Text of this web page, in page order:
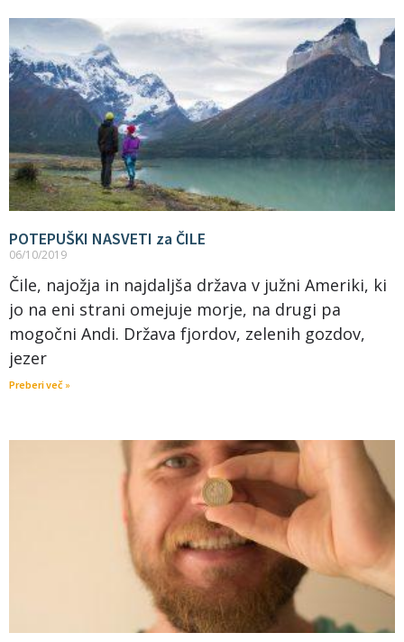
POTEPUŠKI NASVETI za ČILE
06/10/2019
Čile, najožja in najdaljša država v južni Ameriki, ki
jo na eni strani omejuje morje, na drugi pa
mogočni Andi. Država fjordov, zelenih gozdov,
jezer
Preberi več »